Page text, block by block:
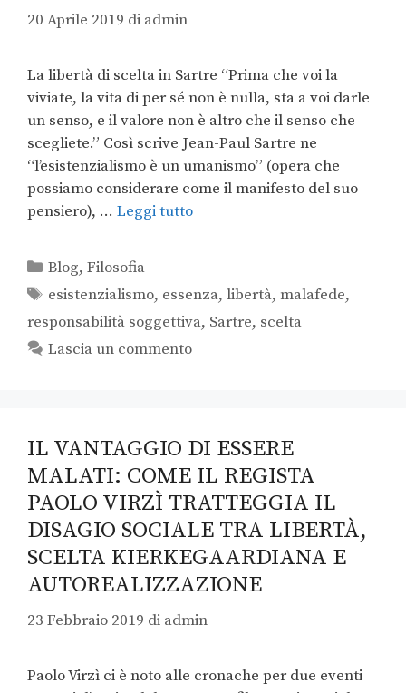
20 Aprile 2019 di admin
La libertà di scelta in Sartre “Prima che voi la
viviate, la vita di per sé non è nulla, sta a voi darle
un senso, e il valore non è altro che il senso che
scegliete.” Così scrive Jean-Paul Sartre ne
“l’esistenzialismo è un umanismo” (opera che
possiamo considerare come il manifesto del suo
pensiero), … Leggi tutto
Blog,Filosofia
esistenzialismo, essenza,libertà,malafede,
responsabilità soggettiva, Sartre, scelta
Lascia un commento
IL VANTAGGIO DI ESSERE
MALATI: COME IL REGISTA
PAOLO VIRZÌ TRATTEGGIA IL
DISAGIO SOCIALE TRA LIBERTÀ,
SCELTA KIERKEGAARDIANA E
AUTOREALIZZAZIONE
23 Febbraio 2019 di admin
Paolo Virzì ci è noto alle cronache per due eventi